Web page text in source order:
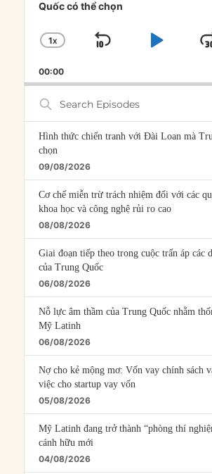
Quốc có thể chọn
CHANGE
RATE
1X
SKIP
PLAY
00:00
Search
Episodes
Hình thức chiến tranh với Đài Loan mà
chọn
09/08/2026
Cơ chế miễn trừ trách nhiệm đối với các
khoa học và công nghệ rủi ro cao
08/08/2026
Giai đoạn tiếp theo trong cuộc trấn áp các
của Trung Quốc
06/08/2026
Nỗ lực âm thầm của Trung Quốc nhằm
Mỹ Latinh
06/08/2026
Nợ cho kẻ mộng mơ: Vốn vay chính sách
việc cho startup vay vốn
05/08/2026
Mỹ Latinh đang trở thành “phòng thí
cánh hữu mới
04/08/2026